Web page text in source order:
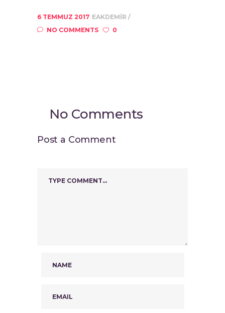
6 TEMMUZ 2017 EAKDEMIR
NO COMMENTS
0
No Comments
Post a Comment